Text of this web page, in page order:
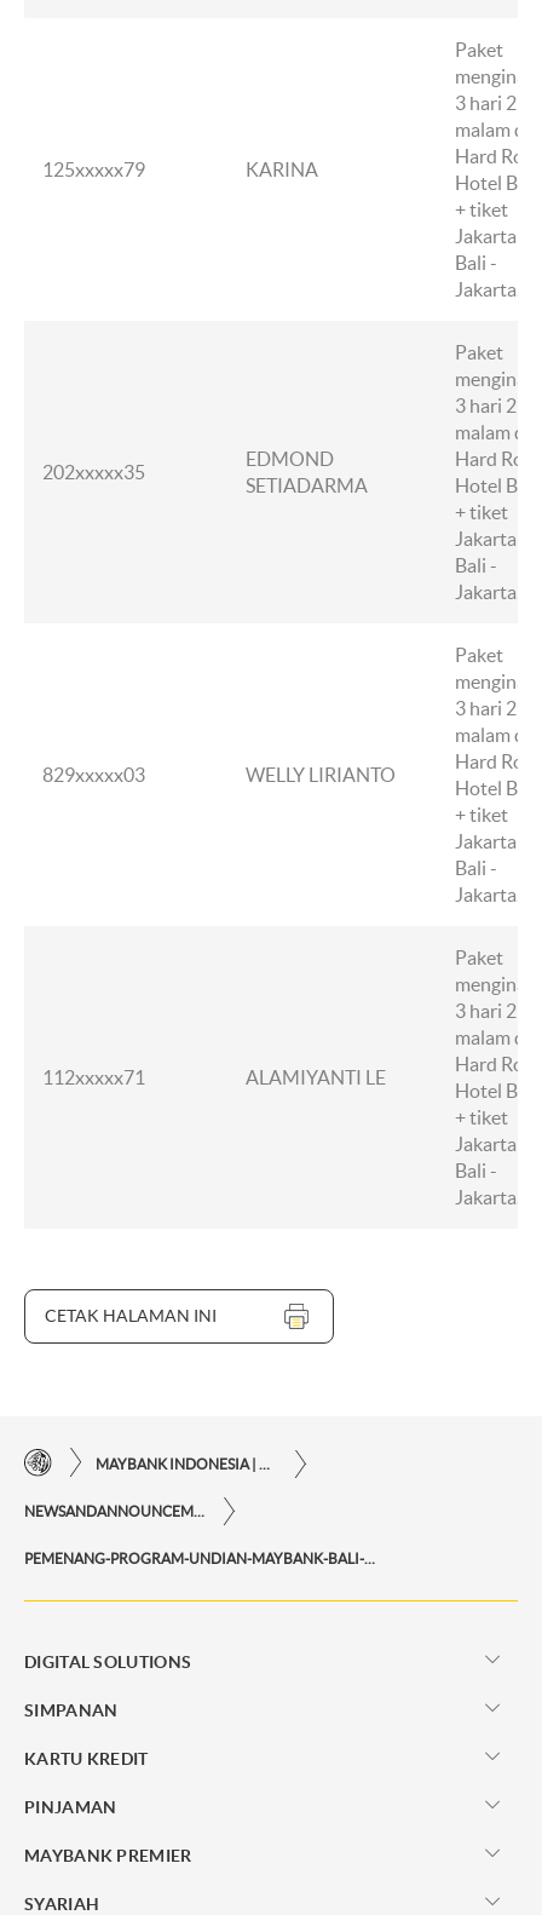
125xxxxx79 KARINA
Paket
menginap
3 hari 2
malam di
Hard Rock
Hotel Bali
+ tiket
Jakarta -
Bali -
Jakarta.
202xxxxx35
EDMOND
SETIADARMA
Paket
menginap
3 hari 2
malam di
Hard Rock
Hotel Bali
+ tiket
Jakarta -
Bali -
Jakarta.
829xxxxx03 WELLY LIRIANTO
Paket
menginap
3 hari 2
malam di
Hard Rock
Hotel Bali
+ tiket
Jakarta -
Bali -
Jakarta.
112xxxxx71 ALAMIYANTI LE
Paket
menginap
3 hari 2
malam di
Hard Rock
Hotel Bali
+ tiket
Jakarta -
Bali -
Jakarta.
CETAK HALAMAN INI
DIGITAL SOLUTIONS
SIMPANAN
KARTU KREDIT
PINJAMAN
MAYBANK PREMIER
SYARIAH